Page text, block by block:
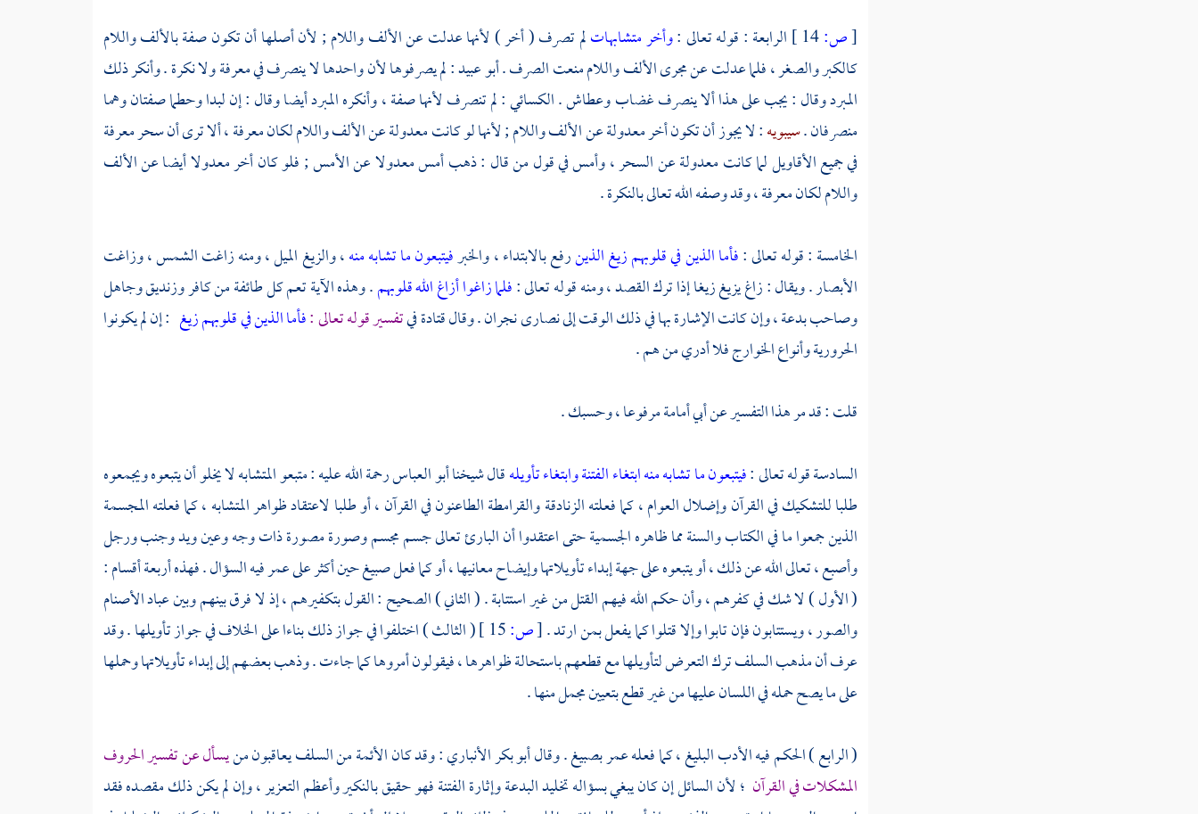
[ص: الرابعة : قوله تعالى :وأخر متشابهاتلم تصرف ( أخر ) لأنها عدلت عن الألف واللام ; لأن أصلها أن تكون صفة بالألف واللام
كالكبر والصغر ، فلما عدلت عن مجرى الألف واللام منعت الصرف .أبو عبيد: لم يصرفوها لأن واحدها لا ينصرف في معرفة ولا نكرة . وأنكر ذلك
المبردوقال : يجب على هذا ألا ينصرف غضاب وعطاش .الكسائي: لم تنصرف لأنها صفة ، وأنكرهالمبردأيضا وقال : إن لبدا وحطما صفتان وهما
منصرفان .سيبويه: لا يجوز أن تكون أخر معدولة عن الألف واللام ; لأنها لو كانت معدولة عن الألف واللام لكان معرفة ، ألا ترى أن سحر معرفة
في جميع الأقاويل لما كانت معدولة عن السحر ، وأمس في قول من قال : ذهب أمس معدولا عن الأمس ; فلو كان أخر معدولا أيضا عن الألف
واللام لكان معرفة ، وقد وصفه الله تعالى بالنكرة .
الخامسة : قوله تعالى :فأما الذين في قلوبهم زيغالذينرفع بالابتداء ، والخبرفيتبعون ما تشابه منه، والزيغ الميل ، ومنه زاغت الشمس ، وزاغت
الأبصار . ويقال : زاغ يزيغ زيغا إذا ترك القصد ، ومنه قوله تعالى :فلما زاغوا أزاغ الله قلوبهم. وهذه الآية تعم كل طائفة من كافر وزنديق وجاهل
وصاحب بدعة ، وإن كانت الإشارة بها في ذلك الوقت إلىنصارىنجران. وقالقتادةفيتفسير قوله تعالى :فأما الذين في قلوبهم زيغ : إن لم يكونوا
الحروريةوأنواعالخوارجفلا أدري من هم .
قلت : قد مر هذا التفسير عنأبي أمامةمرفوعا ، وحسبك .
السادسة قوله تعالى :فيتبعون ما تشابه منه ابتغاء الفتنة وابتغاء تأويلهقال شيخناأبو العباسرحمة الله عليه : متبعو المتشابه لا يخلو أن يتبعوه ويجمعوه
طلبا للتشكيك في القرآن وإضلال العوام ، كما فعلته الزنادقةوالقرامطةالطاعنون في القرآن ، أو طلبا لاعتقاد ظواهر المتشابه ، كما فعلتهالمجسمة
الذين جمعوا ما في الكتاب والسنة مما ظاهره الجسمية حتى اعتقدوا أن البارئ تعالى جسم مجسم وصورة مصورة ذات وجه وعين ويد وجنب ورجل
وأصبع ، تعالى الله عن ذلك ، أو يتبعوه على جهة إبداء تأويلاتها وإيضاح معانيها ، أو كما فعل صبيغ حين أكثر علىعمرفيه السؤال . فهذه أربعة أقسام :
( الأول ) لا شك في كفرهم ، وأن حكم الله فيهم القتل من غير استتابة . ( الثاني ) الصحيح : القول بتكفيرهم ، إذ لا فرق بينهم وبين عباد الأصنام
والصور ، ويستتابون فإن تابوا وإلا قتلوا كما يفعل بمن ارتد .[ص:
( الثالث ) اختلفوا في جواز ذلك بناءا على الخلاف في جواز تأويلها . وقد
عرف أن مذهب السلف ترك التعرض لتأويلها مع قطعهم باستحالة ظواهرها ، فيقولون أمروها كما جاءت . وذهب بعضهم إلى إبداء تأويلاتها وحملها
على ما يصح حمله في اللسان عليها من غير قطع بتعيين مجمل منها .
( الرابع ) الحكم فيه الأدب البليغ ، كما فعلهعمربصبيغ. وقالأبو بكر الأنباري: وقد كان الأئمة من السلف يعاقبون منيسأل عن تفسير الحروف
المشكلات في القرآن ؛ لأن السائل إن كان يبغي بسؤاله تخليد البدعة وإثارة الفتنة فهو حقيق بالنكير وأعظم التعزير ، وإن لم يكن ذلك مقصده فقد